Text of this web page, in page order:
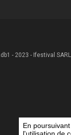
- 2023 - Ifestival SARL
En